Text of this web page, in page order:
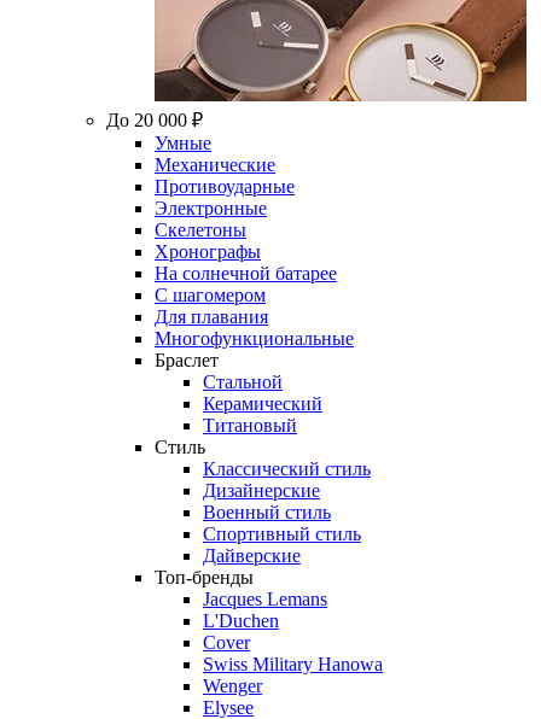
До 20 000 ₽
Умные
Механические
Противоударные
Электронные
Скелетоны
Хронографы
На солнечной батарее
С шагомером
Для плавания
Многофункциональные
Браслет
Стальной
Керамический
Титановый
Стиль
Классический стиль
Дизайнерские
Военный стиль
Спортивный стиль
Дайверские
Топ-бренды
Jacques Lemans
L'Duchen
Cover
Swiss Military Hanowa
Wenger
Elysee